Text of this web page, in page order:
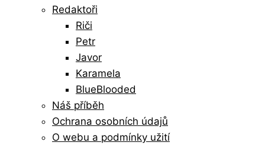
Redaktoři
Riči
Petr
Javor
Karamela
BlueBlooded
Náš příběh
Ochrana osobních údajů
O webu a podmínky užití